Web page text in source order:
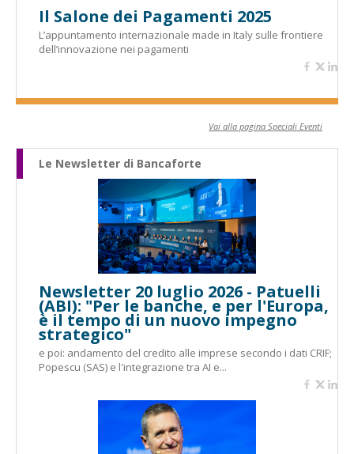
Il Salone dei Pagamenti 2025
L’appuntamento internazionale made in Italy sulle frontiere
dell’innovazione nei pagamenti
Vai alla pagina Speciali Eventi
Le Newsletter di Bancaforte
Newsletter 20 luglio 2026 - Patuelli
(ABI): "Per le banche, e per l'Europa,
è il tempo di un nuovo impegno
strategico"
e poi: andamento del credito alle imprese secondo i dati CRIF;
Popescu (SAS) e l'integrazione tra AI e...